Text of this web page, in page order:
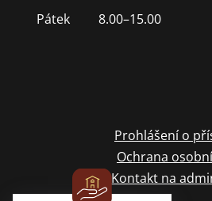
Pátek
8.00–15.00
Prohlášení o
Ochrana
Kontakt na